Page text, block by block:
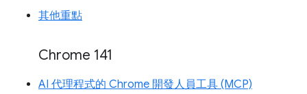
其他重點
Chrome 141
AI 代理程式的 Chrome 開發人員工具 (MCP)